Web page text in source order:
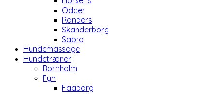
Odder
Randers
Skanderborg
Sabro
Hundemassage
Hundetræner
Bornholm
Fyn
Faaborg